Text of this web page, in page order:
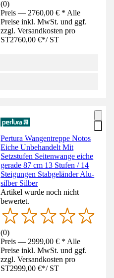
(0)
Preis — 2760,00 € * Alle
Preise inkl. MwSt. und ggf.
zzgl. Versandkosten pro
ST2760,00 €*/ ST
Pertura Wangentreppe Notos
Eiche Unbehandelt Mit
Setzstufen Seitenwange eiche
gerade 87 cm 13 Stufen / 14
Steigungen Stabgeländer Alu-
silber Silber
Artikel wurde noch nicht
bewertet.
(0)
Preis — 2999,00 € * Alle
Preise inkl. MwSt. und ggf.
zzgl. Versandkosten pro
ST2999,00 €*/ ST